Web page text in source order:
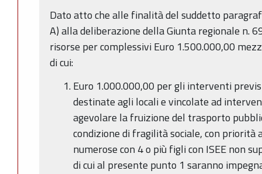
Dato atto che alle finalità del suddetto
A) alla deliberazione della Giunta regionale n.
risorse per complessivi Euro 1.500.000,00
di cui:
Euro 1.000.000,00 per gli interventi
destinate agli locali e vincolate ad
agevolare la fruizione del trasporto
condizione di fragilità sociale, con
numerose con 4 o più figli con ISEE non
di cui al presente punto 1 saranno